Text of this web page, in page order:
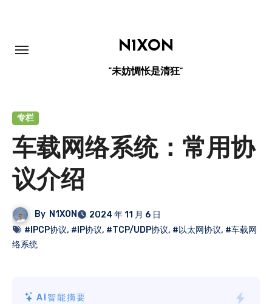
N1XON
“未妨惆怅是清狂”
专栏
车载网络系统：常用协
议介绍
By N1XON
2024 年 11 月 6 日
#IPCP协议, #IP协议, #TCP/UDP协议, #以太网协议, #车载网
络系统
AI智能摘要